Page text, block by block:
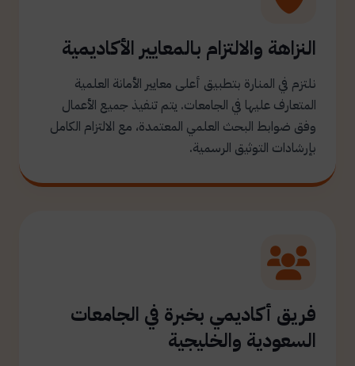
النزاهة والالتزام بالمعايير الأكاديمية
نلتزم في المنارة بتطبيق أعلى معايير الأمانة العلمية
المتعارف عليها في الجامعات. يتم تنفيذ جميع الأعمال
وفق ضوابط البحث العلمي المعتمدة، مع الالتزام الكامل
بإرشادات التوثيق الرسمية.
فريق أكاديمي بخبرة في الجامعات
السعودية والخليجية